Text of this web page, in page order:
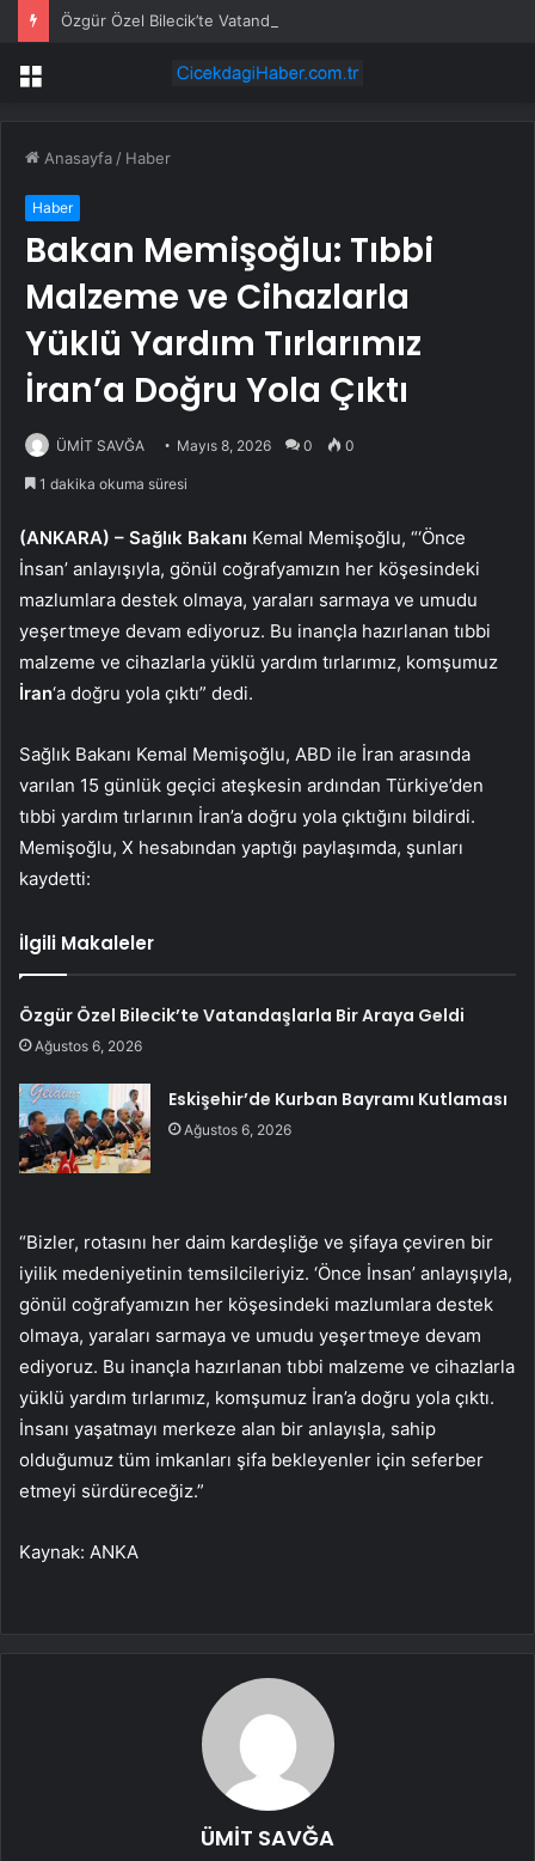
Özgür Özel Bilecik’te Vatandaşlarla Bir Araya Geldi
Menü
Anasayfa / Haber
Haber
Bakan Memişoğlu: Tıbbi
Malzeme ve Cihazlarla
Yüklü Yardım Tırlarımız
İran’a Doğru Yola Çıktı
ÜMİT SAVĞA Mayıs 8, 2026 0 0
1 dakika okuma süresi
(ANKARA) – Sağlık Bakanı Kemal Memişoğlu, “‘Önce
İnsan’ anlayışıyla, gönül coğrafyamızın her köşesindeki
mazlumlara destek olmaya, yaraları sarmaya ve umudu
yeşertmeye devam ediyoruz. Bu inançla hazırlanan tıbbi
malzeme ve cihazlarla yüklü yardım tırlarımız, komşumuz
İran‘a doğru yola çıktı” dedi.
Sağlık Bakanı Kemal Memişoğlu, ABD ile İran arasında
varılan 15 günlük geçici ateşkesin ardından Türkiye’den
tıbbi yardım tırlarının İran’a doğru yola çıktığını bildirdi.
Memişoğlu, X hesabından yaptığı paylaşımda, şunları
kaydetti:
İlgili Makaleler
Özgür Özel Bilecik’te Vatandaşlarla Bir Araya Geldi
Ağustos 6, 2026
Eskişehir’de Kurban Bayramı Kutlaması
Ağustos 6, 2026
“Bizler, rotasını her daim kardeşliğe ve şifaya çeviren bir
iyilik medeniyetinin temsilcileriyiz. ‘Önce İnsan’ anlayışıyla,
gönül coğrafyamızın her köşesindeki mazlumlara destek
olmaya, yaraları sarmaya ve umudu yeşertmeye devam
ediyoruz. Bu inançla hazırlanan tıbbi malzeme ve cihazlarla
yüklü yardım tırlarımız, komşumuz İran’a doğru yola çıktı.
İnsanı yaşatmayı merkeze alan bir anlayışla, sahip
olduğumuz tüm imkanları şifa bekleyenler için seferber
etmeyi sürdüreceğiz.”
Kaynak: ANKA
ÜMİT SAVĞA